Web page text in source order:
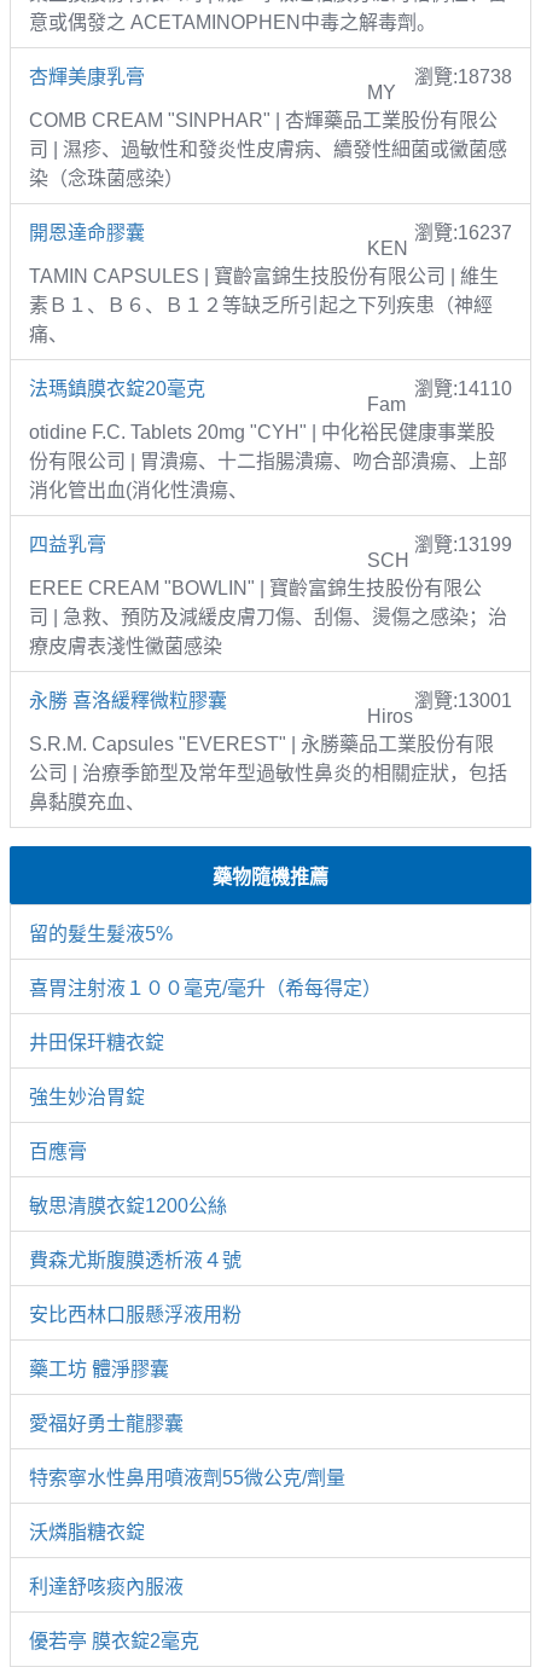
意或偶發之 ACETAMINOPHEN中毒之解毒劑。
杏輝美康乳膏 瀏覽:18738
MY
COMB CREAM "SINPHAR" | 杏輝藥品工業股份有限公
司 | 濕疹、過敏性和發炎性皮膚病、續發性細菌或黴菌感
染（念珠菌感染）
開恩達命膠囊 瀏覽:16237
KEN
TAMIN CAPSULES | 寶齡富錦生技股份有限公司 | 維生
素Ｂ１、Ｂ６、Ｂ１２等缺乏所引起之下列疾患（神經
痛、
法瑪鎮膜衣錠20毫克 瀏覽:14110
Fam
otidine F.C. Tablets 20mg "CYH" | 中化裕民健康事業股
份有限公司 | 胃潰瘍、十二指腸潰瘍、吻合部潰瘍、上部
消化管出血(消化性潰瘍、
四益乳膏 瀏覽:13199
SCH
EREE CREAM "BOWLIN" | 寶齡富錦生技股份有限公
司 | 急救、預防及減緩皮膚刀傷、刮傷、燙傷之感染；治
療皮膚表淺性黴菌感染
永勝 喜洛緩釋微粒膠囊 瀏覽:13001
Hiros
S.R.M. Capsules "EVEREST" | 永勝藥品工業股份有限
公司 | 治療季節型及常年型過敏性鼻炎的相關症狀，包括
鼻黏膜充血、
藥物隨機推薦
留的髮生髮液5%
喜胃注射液１００毫克/毫升（希每得定）
井田保玕糖衣錠
強生妙治胃錠
百應膏
敏思清膜衣錠1200公絲
費森尤斯腹膜透析液４號
安比西林口服懸浮液用粉
藥工坊 體淨膠囊
愛福好勇士龍膠囊
特索寧水性鼻用噴液劑55微公克/劑量
沃燐脂糖衣錠
利達舒咳痰內服液
優若亭 膜衣錠2毫克